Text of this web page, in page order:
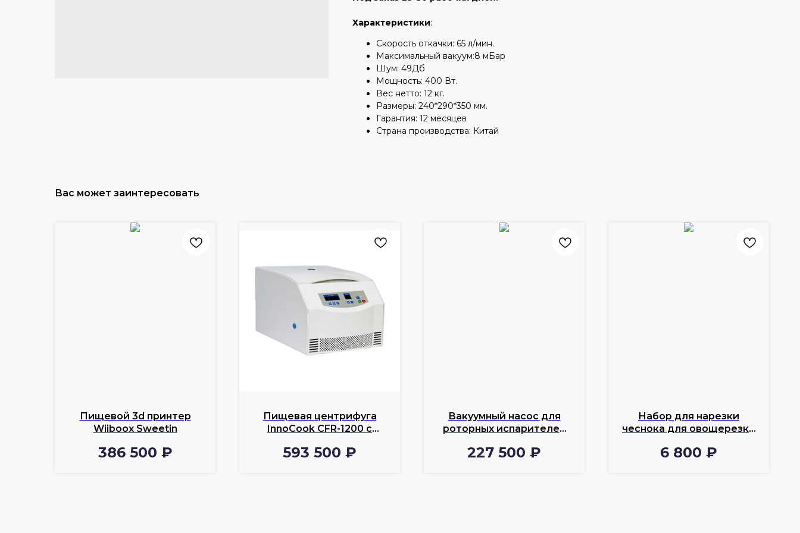
Характеристики:
Скорость откачки: 65 л/мин.
Максимальный вакуум:8 мБар
Шум: 49Дб
Мощность: 400 Вт.
Вес нетто: 12 кг.
Размеры: 240*290*350 мм.
Гарантия: 12 месяцев
Страна производства: Китай
Вас может заинтересовать
Пищевой 3d принтер
Wiiboox Sweetin
386 500 ₽
Пищевая центрифуга
InnoCook CFR-1200 с
593 500 ₽
Вакуумный насос для
роторных испарителей
227 500 ₽
Набор для нарезки
чеснока для овощерезки
6 800 ₽